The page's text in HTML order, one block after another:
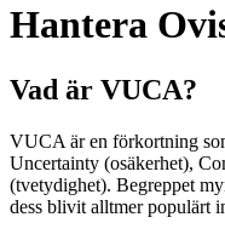
Hantera
Vad är VUCA?
VUCA är en förkortning
Uncertainty (osäkerhet),
(tvetydighet). Begreppet
dess blivit alltmer populärt